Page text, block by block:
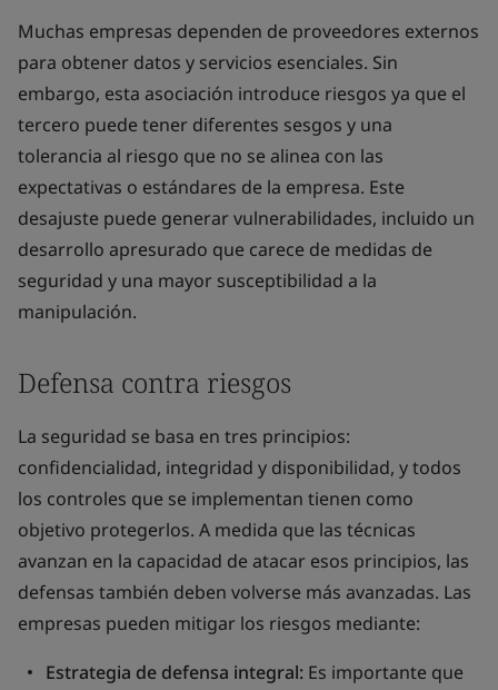
Muchas empresas dependen de proveedores externos
para obtener datos y servicios esenciales. Sin
embargo, esta asociación introduce riesgos ya que el
tercero puede tener diferentes sesgos y una
tolerancia al riesgo que no se alinea con las
expectativas o estándares de la empresa. Este
desajuste puede generar vulnerabilidades, incluido un
desarrollo apresurado que carece de medidas de
seguridad y una mayor susceptibilidad a la
manipulación.
Defensa contra riesgos
La seguridad se basa en tres principios:
confidencialidad, integridad y disponibilidad, y todos
los controles que se implementan tienen como
objetivo protegerlos. A medida que las técnicas
avanzan en la capacidad de atacar esos principios, las
defensas también deben volverse más avanzadas. Las
empresas pueden mitigar los riesgos mediante:
Estrategia de defensa integral: Es importante que